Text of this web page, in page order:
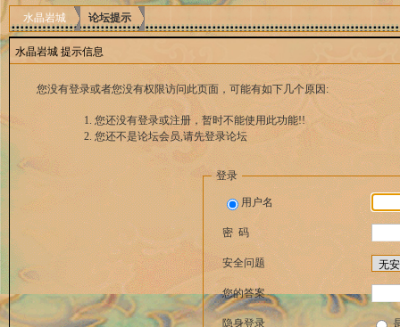
水晶岩城 论坛提示
水晶岩城 提示信息
您没有登录或者您没有权限访问此页面，可能有如下几个原因:
您还没有登录或注册，暂时不能使用此功能!!
您还不是论坛会员,请先登录论坛
登录
用户名
密 码
安全问题
您的答案
隐身登录